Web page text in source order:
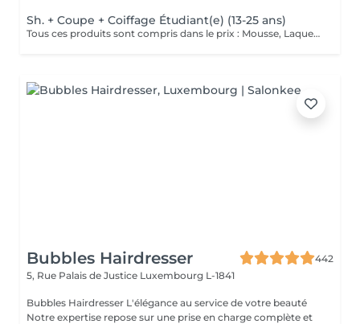
Sh. + Coupe + Coiffage Étudiant(e) (13-25 ans)
Tous ces produits sont compris dans le prix : Mousse, Laque, Gel, Soin démêlant, Shampoing spécifique. Tous les produits que nous utilisons sont des produits de qualité professionnelle.
Bubbles Hairdresser
442
5, Rue Palais de Justice Luxembourg L-1841
Bubbles Hairdresser L'élégance au service de votre beauté
Notre expertise repose sur une prise en charge complète et